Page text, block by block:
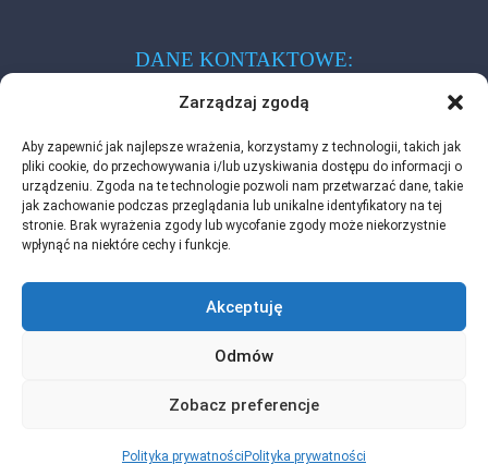
Zarządzaj zgodą
Aby zapewnić jak najlepsze wrażenia, korzystamy z technologii, takich jak
pliki cookie, do przechowywania i/lub uzyskiwania dostępu do informacji o
urządzeniu. Zgoda na te technologie pozwoli nam przetwarzać dane, takie
jak zachowanie podczas przeglądania lub unikalne identyfikatory na tej
stronie. Brak wyrażenia zgody lub wycofanie zgody może niekorzystnie
wpłynąć na niektóre cechy i funkcje.
Akceptuję
Odmów
Zobacz preferencje
Polityka prywatności Polityka prywatności
DANE KONTAKTOWE:
Zadzwoń do nas - porozmawiamy
tel.:+48 22 122 30 10
Masz pytania? Napisz do nas!
biuro@rafauto.pl
Dla kogo? Zostań partnerem